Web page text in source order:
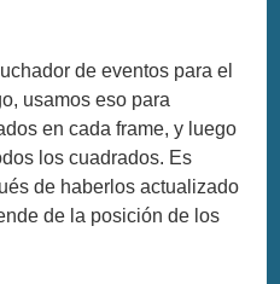
de eventos para el
usamos eso para
en cada frame, y luego
los cuadrados. Es
de haberlos actualizado
de la posición de los